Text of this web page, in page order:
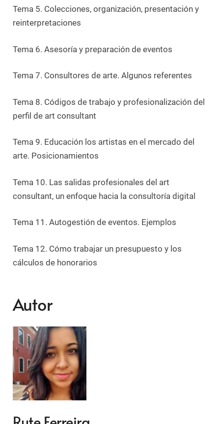
Tema 5. Colecciones, organización, presentación y
reinterpretaciones
Tema 6. Asesoría y preparación de eventos
Tema 7. Consultores de arte. Algunos referentes
Tema 8. Códigos de trabajo y profesionalización del
perfil de art consultant
Tema 9. Educación los artistas en el mercado del
arte. Posicionamientos
Tema 10. Las salidas profesionales del art
consultant, un enfoque hacia la consultoría digital
Tema 11. Autogestión de eventos. Ejemplos
Tema 12. Cómo trabajar un presupuesto y los
cálculos de honorarios
Autor